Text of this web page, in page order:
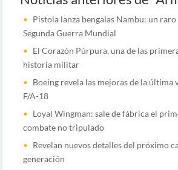
Pistola lanza bengalas Nambu: un
Segunda Guerra Mundial
El Corazón Púrpura, una de las
historia militar
Boeing revela las mejoras de la última
F/A-18
Loyal Wingman: sale de fábrica el
combate no tripulado
Revelan nuevos detalles del próximo
generación